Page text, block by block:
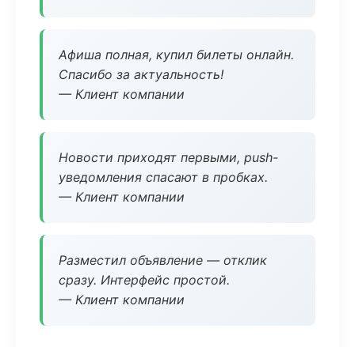
Афиша полная, купил билеты онлайн.
Спасибо за актуальность!
— Клиент компании
Новости приходят первыми, push-
уведомления спасают в пробках.
— Клиент компании
Разместил объявление — отклик
сразу. Интерфейс простой.
— Клиент компании